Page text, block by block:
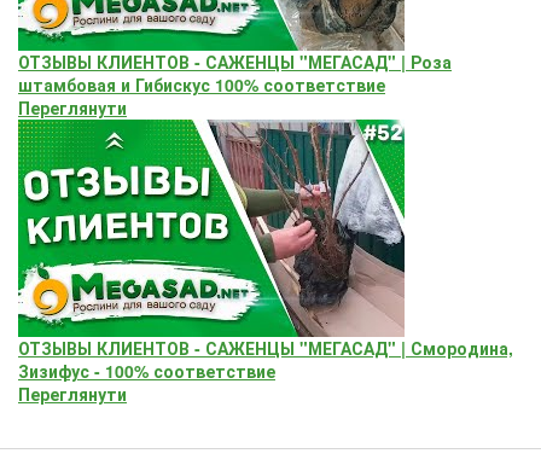
ОТЗЫВЫ КЛИЕНТОВ - САЖЕНЦЫ "МЕГАСАД" | Роза
штамбовая и Гибискус 100% соответствие
Переглянути
ОТЗЫВЫ КЛИЕНТОВ - САЖЕНЦЫ "МЕГАСАД" | Смородина,
Зизифус - 100% соответствие
Переглянути